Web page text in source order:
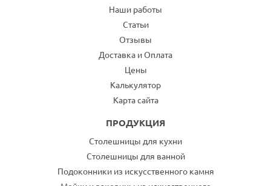
Наши работы
Статьи
Отзывы
Доставка и Оплата
Цены
Калькулятор
Карта сайта
ПРОДУКЦИЯ
Столешницы для кухни
Столешницы для ванной
Подоконники из искусственного камня